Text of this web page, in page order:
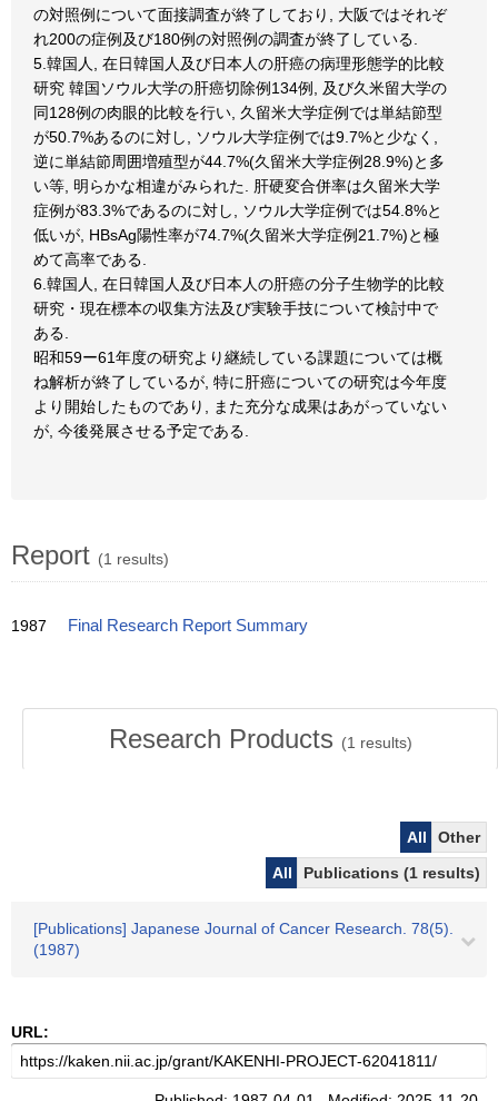
の対照例について面接調査が終了しており, 大阪ではそれぞ
れ200の症例及び180例の対照例の調査が終了している.
5.韓国人, 在日韓国人及び日本人の肝癌の病理形態学的比較
研究 韓国ソウル大学の肝癌切除例134例, 及び久米留大学の
同128例の肉眼的比較を行い, 久留米大学症例では単結節型
が50.7%あるのに対し, ソウル大学症例では9.7%と少なく,
逆に単結節周囲増殖型が44.7%(久留米大学症例28.9%)と多
い等, 明らかな相違がみられた. 肝硬変合併率は久留米大学
症例が83.3%であるのに対し, ソウル大学症例では54.8%と
低いが, HBsAg陽性率が74.7%(久留米大学症例21.7%)と極
めて高率である.
6.韓国人, 在日韓国人及び日本人の肝癌の分子生物学的比較
研究・現在標本の収集方法及び実験手技について検討中で
ある.
昭和59ー61年度の研究より継続している課題については概
ね解析が終了しているが, 特に肝癌についての研究は今年度
より開始したものであり, また充分な成果はあがっていない
が, 今後発展させる予定である.
Report (1 results)
1987 Final Research Report Summary
Research Products (1 results)
All
Other
All
Publications (1 results)
[Publications] Japanese Journal of Cancer Research. 78(5).
(1987)
URL: